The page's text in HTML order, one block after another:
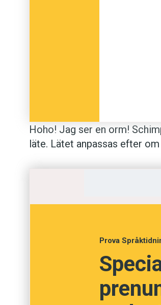
Hoho! Jag ser en orm!
läte. Lätet anpassas efter
Budongoskogen i Uganda –
om andras kunskap är
Prova